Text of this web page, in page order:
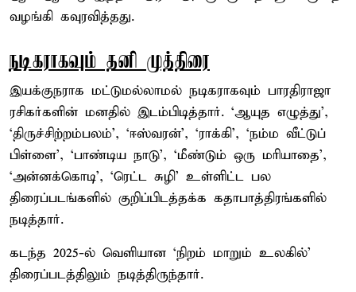
வழங்கி கவுரவித்தது.
நடிகராகவும் தனி முத்திரை
இயக்குநராக மட்டுமல்லாமல் நடிகராகவும் பாரதிராஜா
ரசிகர்களின் மனதில் இடம்பிடித்தார். ‘ஆயுத எழுத்து’,
‘திருச்சிற்றம்பலம்’, ‘ஈஸ்வரன்’, ‘ராக்கி’, ‘நம்ம வீட்டுப்
பிள்ளை’, ‘பாண்டிய நாடு’, ‘மீண்டும் ஒரு மரியாதை’,
‘அன்னக்கொடி’, ‘ரெட்ட சுழி’ உள்ளிட்ட பல
திரைப்படங்களில் குறிப்பிடத்தக்க கதாபாத்திரங்களில்
நடித்தார்.
கடந்த 2025-ல் வெளியான ‘நிறம் மாறும் உலகில்’
திரைப்படத்திலும் நடித்திருந்தார்.